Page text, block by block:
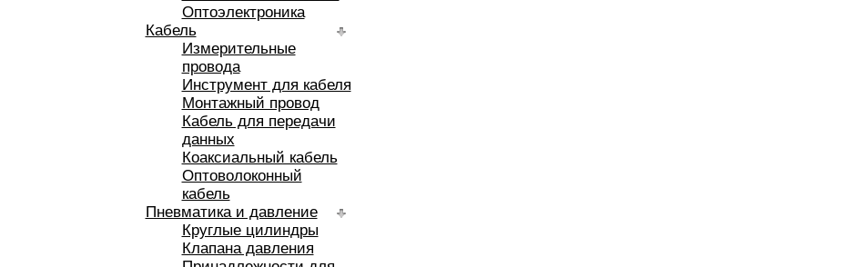
Оптоэлектроника
Кабель
Измерительные
провода
Инструмент для кабеля
Монтажный провод
Кабель для передачи
данных
Коаксиальный кабель
Оптоволоконный
кабель
Пневматика и давление
Круглые цилиндры
Клапана давления